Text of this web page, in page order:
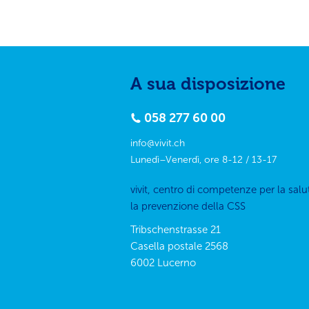
A sua disposizione
058 277 60 00
info@vivit.ch
Lunedì–Venerdì, ore 8-12 / 13-17
vivit, centro di competenze per la
la prevenzione della CSS
Tribschenstrasse 21
Casella postale 2568
6002 Lucerno